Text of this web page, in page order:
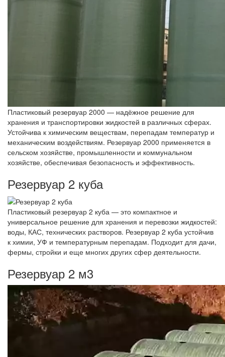
Пластиковый резервуар 2000 — надёжное решение для
хранения и транспортировки жидкостей в различных сферах.
Устойчива к химическим веществам, перепадам температур и
механическим воздействиям. Резервуар 2000 применяется в
сельском хозяйстве, промышленности и коммунальном
хозяйстве, обеспечивая безопасность и эффективность.
Резервуар 2 куба
Пластиковый резервуар 2 куба — это компактное и
универсальное решение для хранения и перевозки жидкостей:
воды, КАС, технических растворов. Резервуар 2 куба устойчив
к химии, УФ и температурным перепадам. Подходит для дачи,
фермы, стройки и еще многих других сфер деятельности.
Резервуар 2 м3